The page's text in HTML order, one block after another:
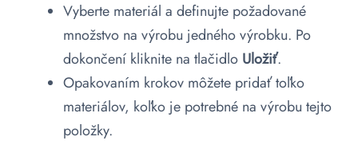
Vyberte materiál a definujte požadované
množstvo na výrobu jedného výrobku. Po
dokončení kliknite na tlačidlo Uložiť.
Opakovaním krokov môžete pridať toľko
materiálov, koľko je potrebné na výrobu tejto
položky.